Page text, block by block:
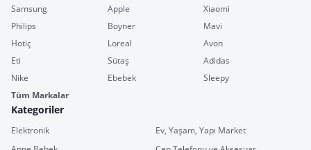
Samsung Apple
Xiaomi
Philips
Boyner
Mavi
Hotiç
Loreal
Avon
Eti
Sütaş
Adidas
Nike
Ebebek
Sleepy
Tüm Markalar
Kategoriler
Elektronik
Ev, Yaşam, Yapı Market